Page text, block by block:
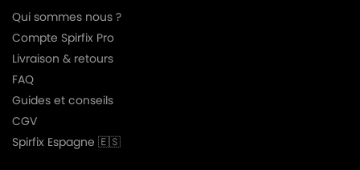
Qui sommes nous ?
Compte Spirfix Pro
Livraison & retours
FAQ
Guides et conseils
CGV
Spirfix Espagne 🇪🇸